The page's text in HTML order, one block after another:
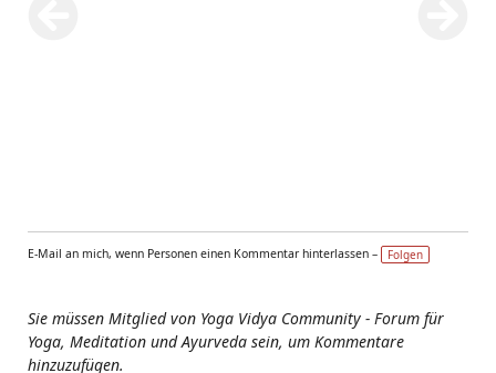
E-Mail an mich, wenn Personen einen Kommentar hinterlassen – Folgen
Sie müssen Mitglied von Yoga Vidya Community - Forum für
Yoga, Meditation und Ayurveda sein, um Kommentare
hinzuzufügen.